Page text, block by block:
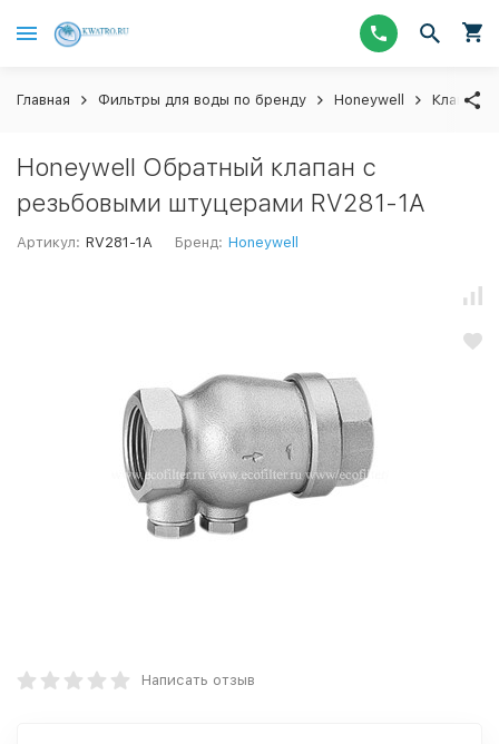
Главная Фильтры для воды по бренду Honeywell Клапаны
Honeywell Обратный клапан с
резьбовыми штуцерами RV281-1A
Артикул: RV281-1A Бренд: Honeywell
Написать отзыв